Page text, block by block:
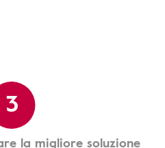
3
la migliore soluzione